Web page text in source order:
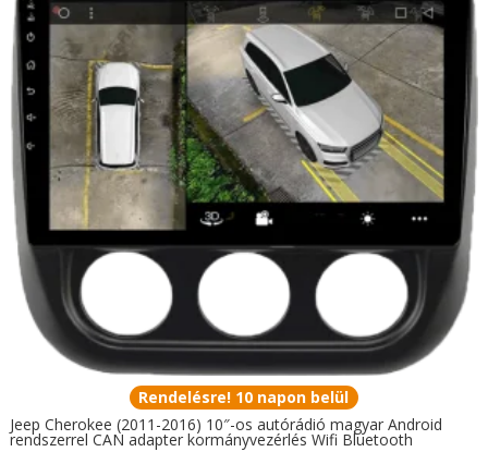
Rendelésre! 10 napon belül
Jeep Cherokee (2011-2016) 10″-os autórádió magyar Android
rendszerrel CAN adapter kormányvezérlés Wifi Bluetooth